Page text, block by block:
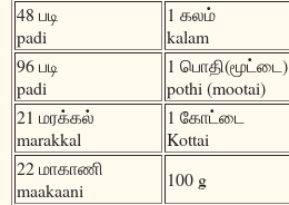
48 படி
padi
1 கலம்
kalam
96 படி
padi
1 பொதி(மூட்டை)
pothi (mootai)
21 மரக்கல்
marakkal
1 கோட்டை
Kottai
22 மாகாணி
maakaani
100 g